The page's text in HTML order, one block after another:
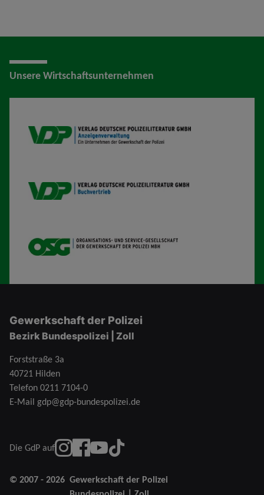
Unsere Wirtschaftsunternehmen
VDP AV
VDP B
OSG
Gewerkschaft der Polizei
Bezirk Bundespolizei | Zoll
Forststraße 3a
40721 Hilden
Telefon 0211 7104-0
E-Mail gdp@gdp-bundespolizei.de
Die GdP auf
instagram
Facebook
YouTube
TikTok
© 2007 - 2026 Gewerkschaft der Polizei